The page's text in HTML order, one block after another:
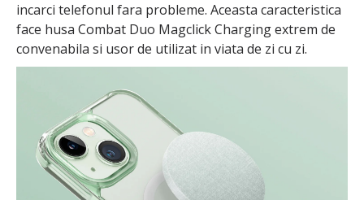
incarci telefonul fara probleme. Aceasta caracteristica
face husa Combat Duo Magclick Charging extrem de
convenabila si usor de utilizat in viata de zi cu zi.